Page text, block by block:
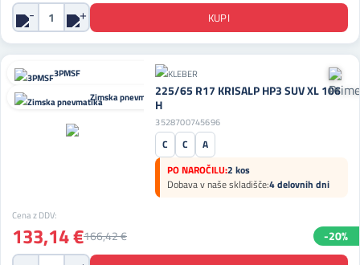
3PMSF
Zimska pnevmatika225/65 R17 KRISALP HP3 SUV XL 106
H
3528700745696
C C
A
PO NAROČILU:2 kos
Dobava v naše skladišče:4 delovnih dni
Cena z DDV:
133,14 €166,42 € -20%